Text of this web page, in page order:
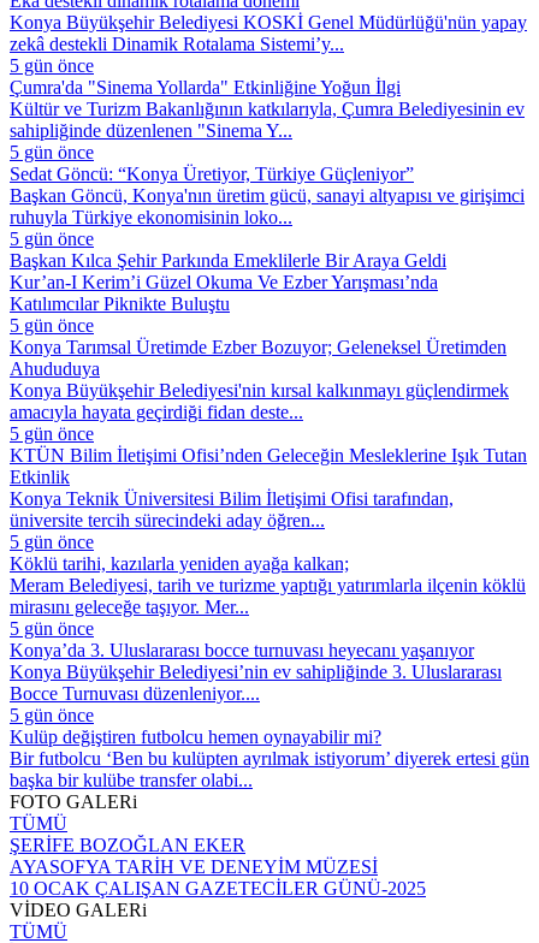
Konya Büyükşehir Belediyesi KOSKİ Genel Müdürlüğü'nün yapay
zekâ destekli Dinamik Rotalama Sistemi’y...
5 gün önce
Çumra'da "Sinema Yollarda" Etkinliğine Yoğun İlgi
Kültür ve Turizm Bakanlığının katkılarıyla, Çumra Belediyesinin ev
sahipliğinde düzenlenen "Sinema Y...
5 gün önce
Sedat Göncü: “Konya Üretiyor, Türkiye Güçleniyor”
Başkan Göncü, Konya'nın üretim gücü, sanayi altyapısı ve girişimci
ruhuyla Türkiye ekonomisinin loko...
5 gün önce
Başkan Kılca Şehir Parkında Emeklilerle Bir Araya Geldi
Kur’an-I Kerim’i Güzel Okuma Ve Ezber Yarışması’nda
Katılımcılar Piknikte Buluştu
5 gün önce
Konya Tarımsal Üretimde Ezber Bozuyor; Geleneksel Üretimden
Ahududuya
Konya Büyükşehir Belediyesi'nin kırsal kalkınmayı güçlendirmek
amacıyla hayata geçirdiği fidan deste...
5 gün önce
KTÜN Bilim İletişimi Ofisi’nden Geleceğin Mesleklerine Işık Tutan
Etkinlik
Konya Teknik Üniversitesi Bilim İletişimi Ofisi tarafından,
üniversite tercih sürecindeki aday öğren...
5 gün önce
Köklü tarihi, kazılarla yeniden ayağa kalkan;
Meram Belediyesi, tarih ve turizme yaptığı yatırımlarla ilçenin köklü
mirasını geleceğe taşıyor. Mer...
5 gün önce
Konya’da 3. Uluslararası bocce turnuvası heyecanı yaşanıyor
Konya Büyükşehir Belediyesi’nin ev sahipliğinde 3. Uluslararası
Bocce Turnuvası düzenleniyor....
5 gün önce
Kulüp değiştiren futbolcu hemen oynayabilir mi?
Bir futbolcu ‘Ben bu kulüpten ayrılmak istiyorum’ diyerek ertesi gün
başka bir kulübe transfer olabi...
FOTO GALERi
TÜMÜ
ŞERİFE BOZOĞLAN EKER
AYASOFYA TARİH VE DENEYİM MÜZESİ
10 OCAK ÇALIŞAN GAZETECİLER GÜNÜ-2025
VİDEO GALERi
TÜMÜ